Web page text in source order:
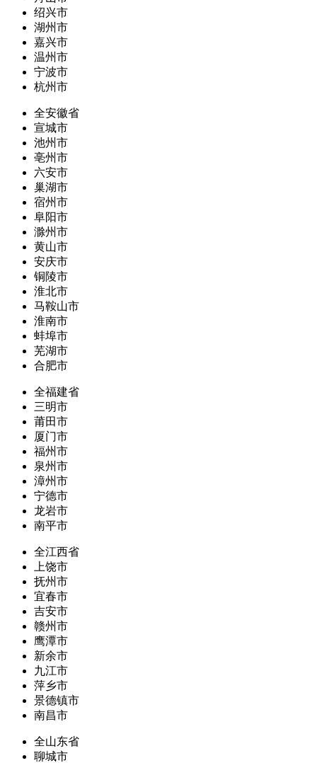
绍兴市
湖州市
嘉兴市
温州市
宁波市
杭州市
全安徽省
宣城市
池州市
亳州市
六安市
巢湖市
宿州市
阜阳市
滁州市
黄山市
安庆市
铜陵市
淮北市
马鞍山市
淮南市
蚌埠市
芜湖市
合肥市
全福建省
三明市
莆田市
厦门市
福州市
泉州市
漳州市
宁德市
龙岩市
南平市
全江西省
上饶市
抚州市
宜春市
吉安市
赣州市
鹰潭市
新余市
九江市
萍乡市
景德镇市
南昌市
全山东省
聊城市